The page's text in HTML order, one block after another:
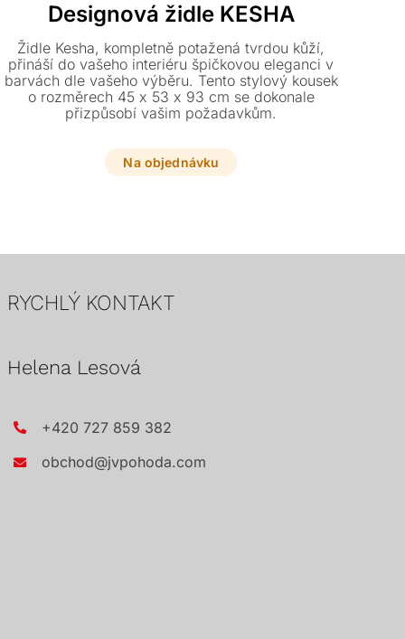
Designová židle KESHA
Židle Kesha, kompletně potažená tvrdou kůží,
přináší do vašeho interiéru špičkovou eleganci v
barvách dle vašeho výběru. Tento stylový kousek
o rozměrech 45 x 53 x 93 cm se dokonale
přizpůsobí vašim požadavkům.
Na objednávku
RYCHLÝ KONTAKT
Helena Lesová
+420 727 859 382
obchod@jvpohoda.com